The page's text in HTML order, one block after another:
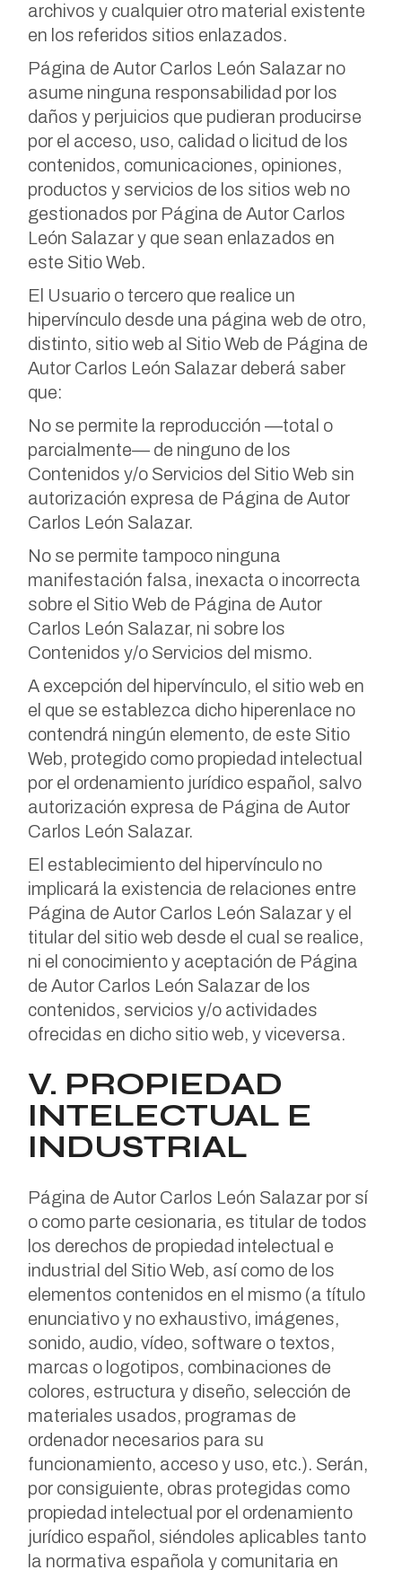
archivos y cualquier otro material existente
en los referidos sitios enlazados.
Página de Autor Carlos León Salazar no
asume ninguna responsabilidad por los
daños y perjuicios que pudieran producirse
por el acceso, uso, calidad o licitud de los
contenidos, comunicaciones, opiniones,
productos y servicios de los sitios web no
gestionados por Página de Autor Carlos
León Salazar y que sean enlazados en
este Sitio Web.
El Usuario o tercero que realice un
hipervínculo desde una página web de otro,
distinto, sitio web al Sitio Web de Página de
Autor Carlos León Salazar deberá saber
que:
No se permite la reproducción —total o
parcialmente— de ninguno de los
Contenidos y/o Servicios del Sitio Web sin
autorización expresa de Página de Autor
Carlos León Salazar.
No se permite tampoco ninguna
manifestación falsa, inexacta o incorrecta
sobre el Sitio Web de Página de Autor
Carlos León Salazar, ni sobre los
Contenidos y/o Servicios del mismo.
A excepción del hipervínculo, el sitio web en
el que se establezca dicho hiperenlace no
contendrá ningún elemento, de este Sitio
Web, protegido como propiedad intelectual
por el ordenamiento jurídico español, salvo
autorización expresa de Página de Autor
Carlos León Salazar.
El establecimiento del hipervínculo no
implicará la existencia de relaciones entre
Página de Autor Carlos León Salazar y el
titular del sitio web desde el cual se realice,
ni el conocimiento y aceptación de Página
de Autor Carlos León Salazar de los
contenidos, servicios y/o actividades
ofrecidas en dicho sitio web, y viceversa.
V. PROPIEDAD
INTELECTUAL E
INDUSTRIAL
Página de Autor Carlos León Salazar por sí
o como parte cesionaria, es titular de todos
los derechos de propiedad intelectual e
industrial del Sitio Web, así como de los
elementos contenidos en el mismo (a título
enunciativo y no exhaustivo, imágenes,
sonido, audio, vídeo, software o textos,
marcas o logotipos, combinaciones de
colores, estructura y diseño, selección de
materiales usados, programas de
ordenador necesarios para su
funcionamiento, acceso y uso, etc.). Serán,
por consiguiente, obras protegidas como
propiedad intelectual por el ordenamiento
jurídico español, siéndoles aplicables tanto
la normativa española y comunitaria en